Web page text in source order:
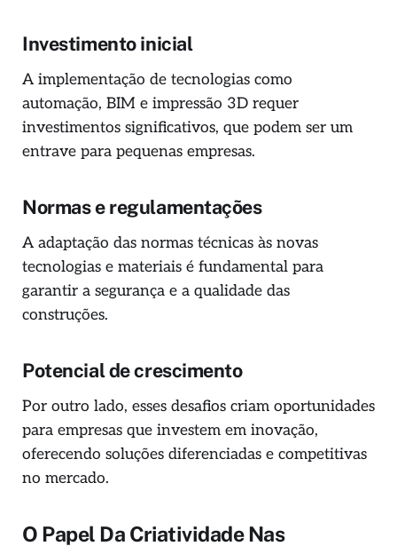
Investimento inicial
A implementação de tecnologias como
automação, BIM e impressão 3D requer
investimentos significativos, que podem ser um
entrave para pequenas empresas.
Normas e regulamentações
A adaptação das normas técnicas às novas
tecnologias e materiais é fundamental para
garantir a segurança e a qualidade das
construções.
Potencial de crescimento
Por outro lado, esses desafios criam oportunidades
para empresas que investem em inovação,
oferecendo soluções diferenciadas e competitivas
no mercado.
O Papel Da Criatividade Nas